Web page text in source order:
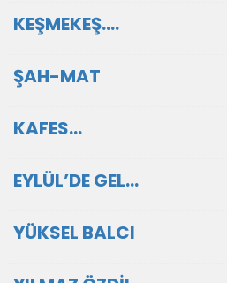
KEŞMEKEŞ….
ŞAH-MAT
KAFES…
EYLÜL’DE GEL…
YÜKSEL BALCI